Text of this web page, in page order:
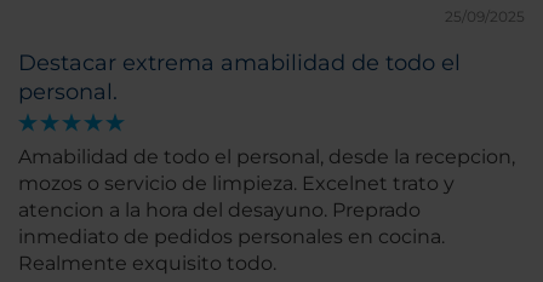
25/09/2025
Destacar extrema amabilidad de todo el
personal.
Amabilidad de todo el personal, desde la recepcion,
mozos o servicio de limpieza. Excelnet trato y
atencion a la hora del desayuno. Preprado
inmediato de pedidos personales en cocina.
Realmente exquisito todo.